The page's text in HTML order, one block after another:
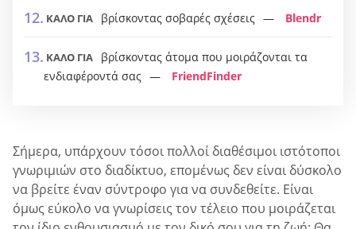
ΚΑΛΟ ΓΙΑ βρίσκοντας σοβαρές σχέσεις Blendr
ΚΑΛΟ ΓΙΑ
βρίσκοντας άτομα που μοιράζονται τα
ενδιαφέροντά σας
FriendFinder
Σήμερα, υπάρχουν τόσοι πολλοί διαθέσιμοι ιστότοποι
γνωριμιών στο διαδίκτυο, επομένως δεν είναι δύσκολο
να βρείτε έναν σύντροφο για να συνδεθείτε. Είναι
όμως εύκολο να γνωρίσεις τον τέλειο που μοιράζεται